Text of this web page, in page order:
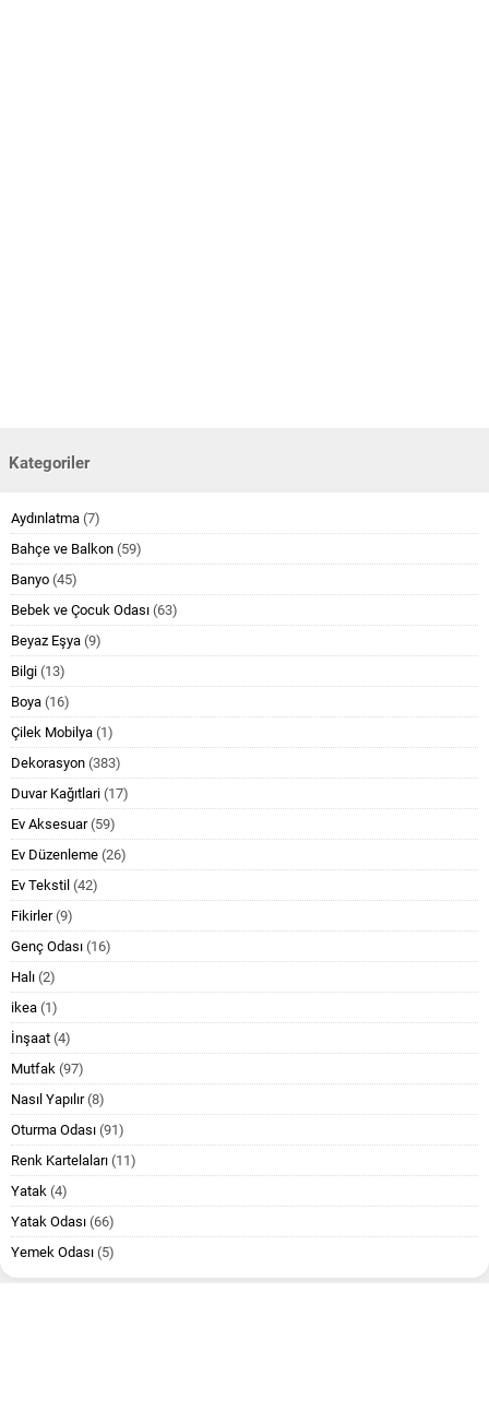
Kategoriler
Aydınlatma (7)
Bahçe ve Balkon (59)
Banyo (45)
Bebek ve Çocuk Odası (63)
Beyaz Eşya (9)
Bilgi (13)
Boya (16)
Çilek Mobilya (1)
Dekorasyon (383)
Duvar Kağıtlari (17)
Ev Aksesuar(59)
Ev Düzenleme (26)
Ev Tekstil (42)
Fikirler(9)
Genç Odası (16)
Halı (2)
ikea (1)
İnşaat (4)
Mutfak (97)
Nasıl Yapılır(8)
Oturma Odası (91)
Renk Kartelaları (11)
Yatak (4)
Yatak Odası (66)
Yemek Odası (5)